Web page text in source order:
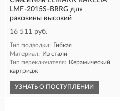
LMF-2015S-BRRG для
раковины высокий
16 511 руб.
Тип подводки: Гибкая
Материал: Из стали
Тип переключателя: Керамический
картридж
УЗНАТЬ О ПОСТУПЛЕНИИ